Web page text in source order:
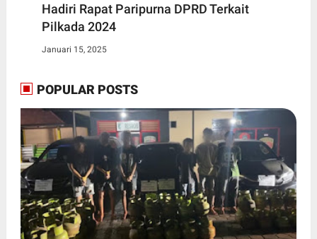
Hadiri Rapat Paripurna DPRD Terkait
Pilkada 2024
Januari 15, 2025
POPULAR POSTS